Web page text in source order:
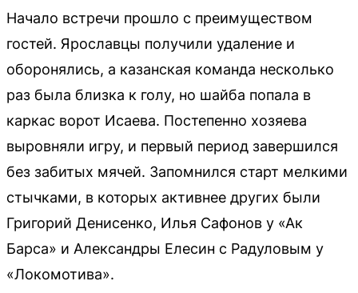
Начало встречи прошло с преимуществом
гостей. Ярославцы получили удаление и
оборонялись, а казанская команда несколько
раз была близка к голу, но шайба попала в
каркас ворот Исаева. Постепенно хозяева
выровняли игру, и первый период завершился
без забитых мячей. Запомнился старт мелкими
стычками, в которых активнее других были
Григорий Денисенко, Илья Сафонов у «Ак
Барса» и Александры Елесин с Радуловым у
«Локомотива».